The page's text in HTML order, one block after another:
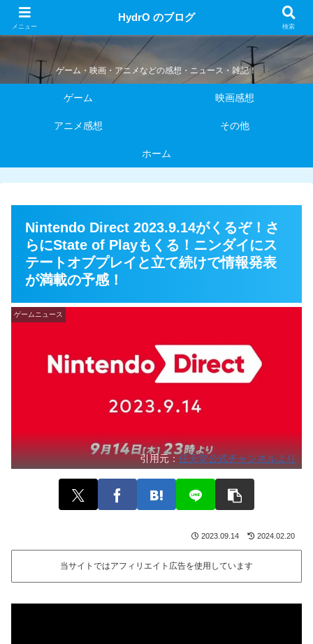
HydrO のブログ
ゲーム・映画・アニメなどの感想・ニュース・雑記！
ゲーム 映画感想
アニメ感想 その他
ホーム
Nintendo Direct 2023.9.14がくるぞ！さ
らにState of Playもくる！ニンダイにス
テートオブプレイと立て続けで情報発表
が満載の予感！
ゲームニュース
引用元： 任天堂公式チャンネルより
2023.09.14 2024.02.20
当サイトではアフィリエイト広告を使用しています
メニュー
HydrO のブログ
検索